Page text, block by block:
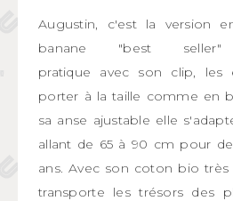
Augustin, c'est la version
banane "best
pratique avec son clip, les
porter à la taille comme en
sa anse ajustable elle
allant de 65 à 90 cm pour
ans. Avec son coton bio
transporte les trésors des